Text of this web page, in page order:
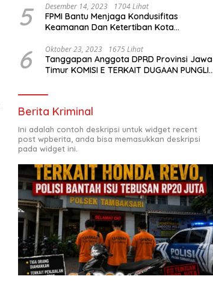
5 Desember 14, 2023 1704 Lihat
FPMI Bantu Menjaga Kondusifitas
Keamanan Dan Ketertiban Kota
6 Oktober 23, 2023 1675 Lihat
Tanggapan Anggota DPRD Provinsi Jawa
Timur KOMISI E TERKAIT DUGAAN PUNGLI
Berita Kriminal
Ini adalah contoh deskripsi untuk widget recent
post wpberita, anda bisa memasukkan deskripsi
pada widget ini.